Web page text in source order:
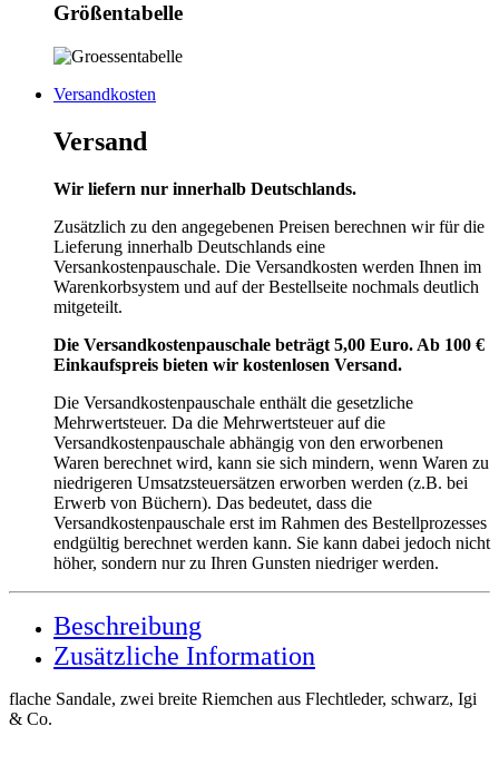
Größentabelle
Versandkosten
Versand
Wir liefern nur innerhalb Deutschlands.
Zusätzlich zu den angegebenen Preisen berechnen wir für die
Lieferung innerhalb Deutschlands eine
Versankostenpauschale. Die Versandkosten werden Ihnen im
Warenkorbsystem und auf der Bestellseite nochmals deutlich
mitgeteilt.
Die Versandkostenpauschale beträgt 5,00 Euro. Ab 100 €
Einkaufspreis bieten wir kostenlosen Versand.
Die Versandkostenpauschale enthält die gesetzliche
Mehrwertsteuer. Da die Mehrwertsteuer auf die
Versandkostenpauschale abhängig von den erworbenen
Waren berechnet wird, kann sie sich mindern, wenn Waren zu
niedrigeren Umsatzsteuersätzen erworben werden (z.B. bei
Erwerb von Büchern). Das bedeutet, dass die
Versandkostenpauschale erst im Rahmen des Bestellprozesses
endgültig berechnet werden kann. Sie kann dabei jedoch nicht
höher, sondern nur zu Ihren Gunsten niedriger werden.
Beschreibung
Zusätzliche Information
flache Sandale, zwei breite Riemchen aus Flechtleder, schwarz, Igi
& Co.